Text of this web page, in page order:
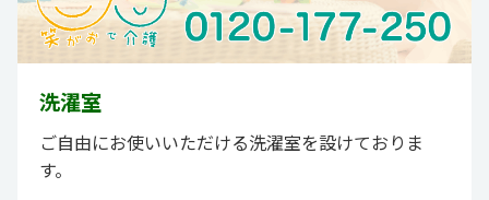
洗濯室
ご自由にお使いいただける洗濯室を設けておりま
す。